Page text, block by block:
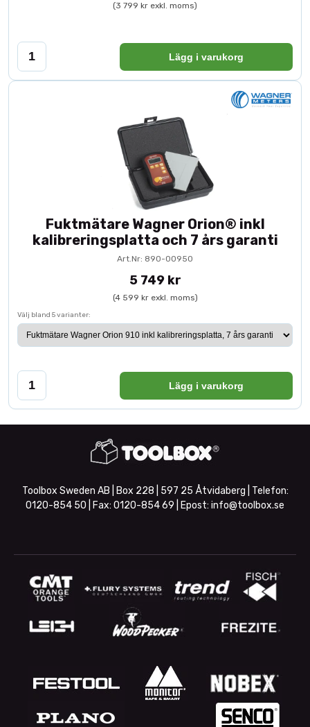
(3 799 kr exkl. moms)
Lägg i varukorg
Fuktmätare Wagner Orion® inkl
kalibreringsplatta och 7 års garanti
Art.Nr: 890-00950
5 749 kr
(4 599 kr exkl. moms)
Välj bland 5 varianter:
Lägg i varukorg
Toolbox Sweden AB | Box 228 | 597 25 Åtvidaberg | Telefon:
0120-854 50 | Fax: 0120-854 69 | Epost: info@toolbox.se